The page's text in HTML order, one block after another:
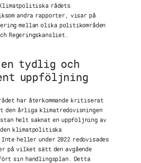
rådets
andra rapporter, visar på
mellan olika politikområden
Regeringskansliet.
en tydlig och
uppföljning
har återkommande kritiserat
den årliga klimatredovisningen
helt saknat en uppföljning av
den klimatpolitiska
heller under 2022 redovisades
på vilket sätt den avgående
sin handlingsplan. Detta